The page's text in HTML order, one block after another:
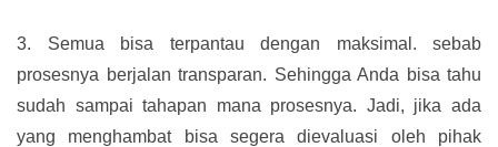
3.
Semua bisa terpantau dengan maksimal. sebab
prosesnya berjalan transparan. Sehingga Anda bisa tahu
sudah sampai tahapan mana prosesnya. Jadi, jika ada
yang menghambat bisa segera dievaluasi oleh pihak